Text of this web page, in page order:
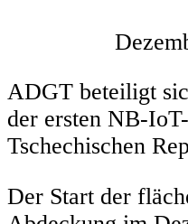
ADGT beteiligt
der ersten NB-
Tschechischen
Der Start der